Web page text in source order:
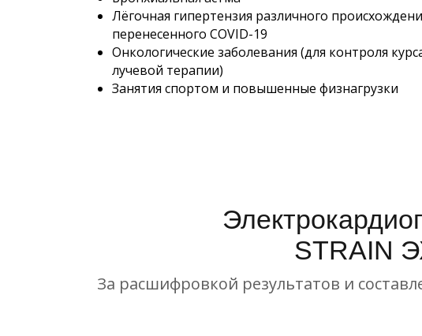
Лёгочная гипертензия различного
перенесенного COVID-19
Онкологические заболевания (для контроля
лучевой терапии)
Занятия спортом и повышенные физнагрузки
STRАIN
За расшифровкой результатов и